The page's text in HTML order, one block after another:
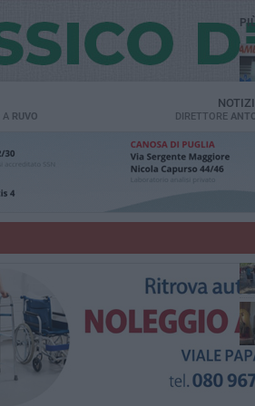
A RUVO DIRETTORE